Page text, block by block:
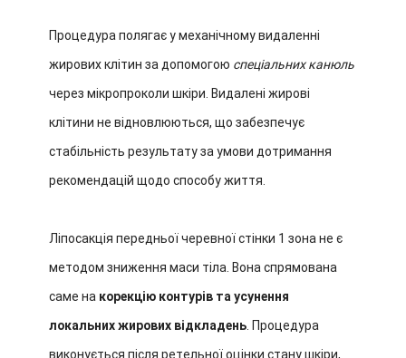
Процедура полягає у механічному видаленні
жирових клітин за допомогою спеціальних канюль
через мікропроколи шкіри. Видалені жирові
клітини не відновлюються, що забезпечує
стабільність результату за умови дотримання
рекомендацій щодо способу життя.
Ліпосакція передньої черевної стінки 1 зона не є
методом зниження маси тіла. Вона спрямована
саме на корекцію контурів та усунення
локальних жирових відкладень . Процедура
виконується після ретельної оцінки стану шкіри,